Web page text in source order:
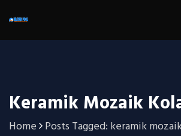
Keramik Mozaik
Home Posts Tagged: keramik